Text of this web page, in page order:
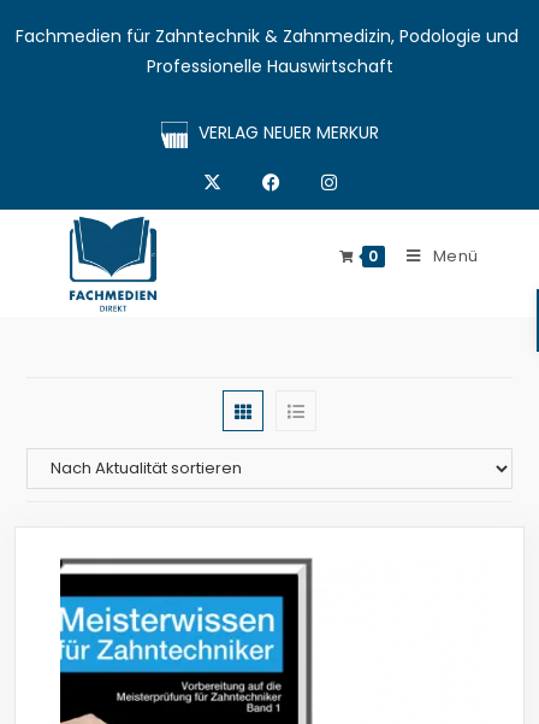
Fachmedien für Zahntechnik & Zahnmedizin, Podologie und
Professionelle Hauswirtschaft
VERLAG NEUER MERKUR
0 Menü